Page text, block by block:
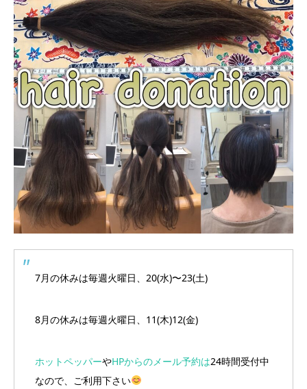
7月の休みは毎週火曜日、20(水)〜23(土)
8月の休みは毎週火曜日、11(木)12(金)
ホットペッパーやHPからのメール予約は24時間受付中
なので、ご利用下さい